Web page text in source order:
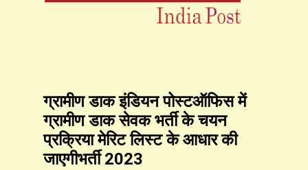
ग्रामीण डाक इंडियन पोस्टऑफिस में
ग्रामीण डाक सेवक भर्ती के चयन
प्रक्रिया मेरिट लिस्ट के आधार की
जाएगीभर्ती 2023